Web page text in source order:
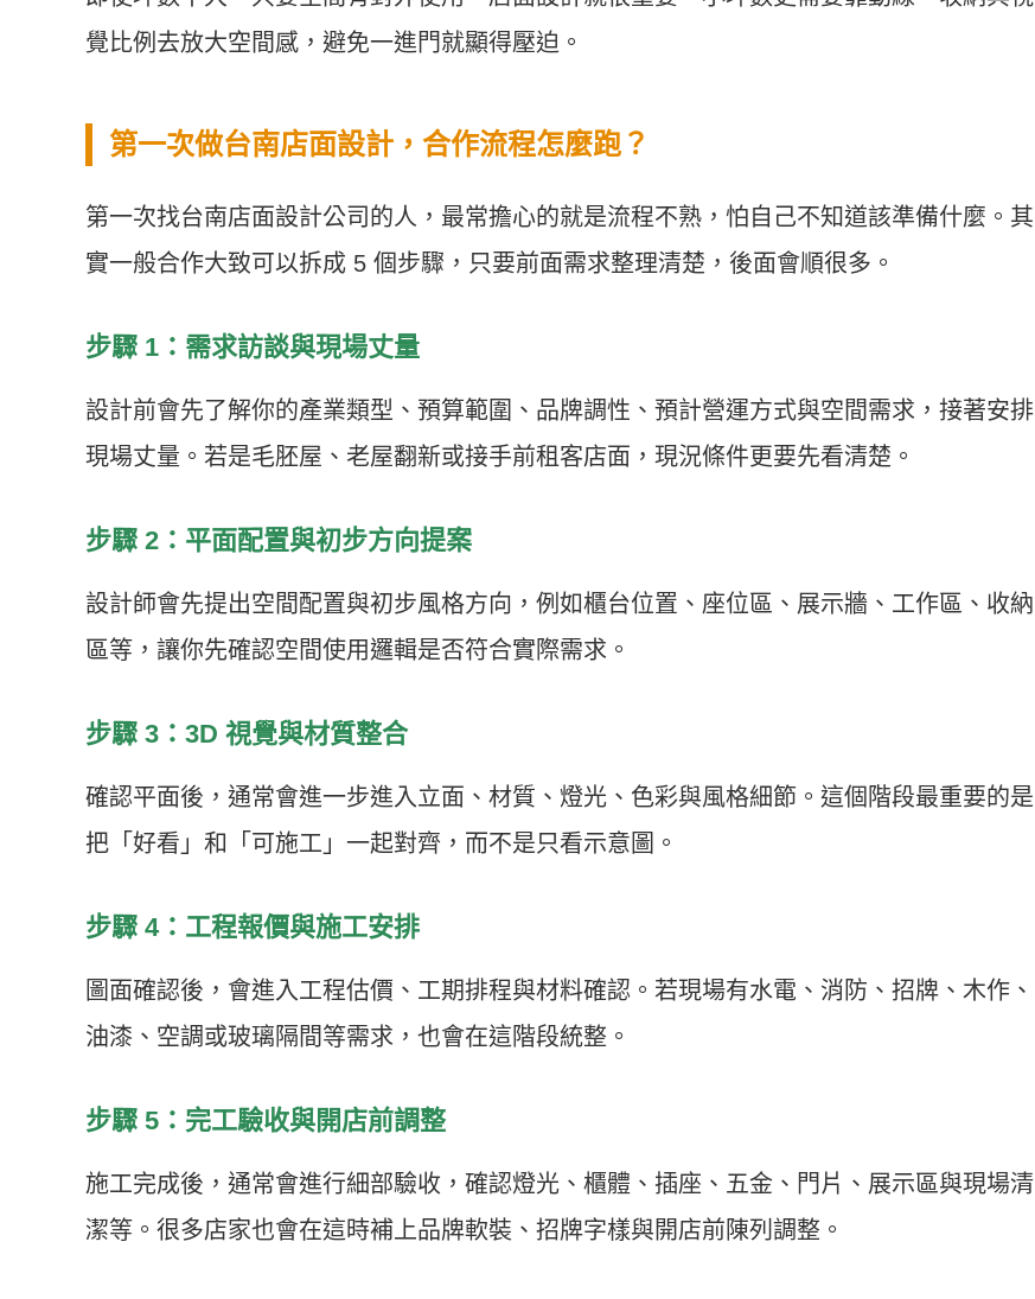
覺比例去放大空間感，避免一進門就顯得壓迫。
第一次做台南店面設計，合作流程怎麼跑？
第一次找台南店面設計公司的人，最常擔心的就是流程不熟，怕自己不知道該準備什麼。其
實一般合作大致可以拆成 5 個步驟，只要前面需求整理清楚，後面會順很多。
步驟 1：需求訪談與現場丈量
設計前會先了解你的產業類型、預算範圍、品牌調性、預計營運方式與空間需求，接著安排
現場丈量。若是毛胚屋、老屋翻新或接手前租客店面，現況條件更要先看清楚。
步驟 2：平面配置與初步方向提案
設計師會先提出空間配置與初步風格方向，例如櫃台位置、座位區、展示牆、工作區、收納
區等，讓你先確認空間使用邏輯是否符合實際需求。
步驟 3：3D 視覺與材質整合
確認平面後，通常會進一步進入立面、材質、燈光、色彩與風格細節。這個階段最重要的是
把「好看」和「可施工」一起對齊，而不是只看示意圖。
步驟 4：工程報價與施工安排
圖面確認後，會進入工程估價、工期排程與材料確認。若現場有水電、消防、招牌、木作、
油漆、空調或玻璃隔間等需求，也會在這階段統整。
步驟 5：完工驗收與開店前調整
施工完成後，通常會進行細部驗收，確認燈光、櫃體、插座、五金、門片、展示區與現場清
潔等。很多店家也會在這時補上品牌軟裝、招牌字樣與開店前陳列調整。